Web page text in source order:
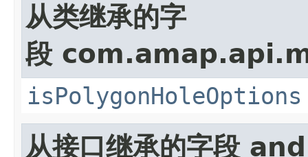
从类继承的字
段
isPolygonHoleOptions
从接口继承的字段